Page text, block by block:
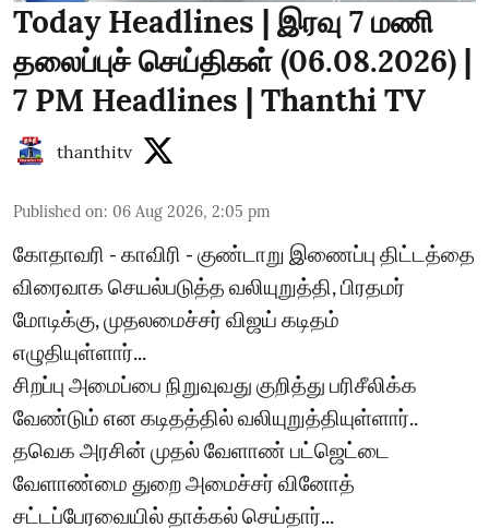
Today Headlines | இரவு 7 மணி
தலைப்புச் செய்திகள் (06.08.2026) |
7 PM Headlines | Thanthi TV
thanthitv
Published on: 06 Aug 2026, 2:05 pm
கோதாவரி - காவிரி - குண்டாறு இணைப்பு திட்டத்தை
விரைவாக செயல்படுத்த வலியுறுத்தி, பிரதமர்
மோடிக்கு, முதலமைச்சர் விஜய் கடிதம்
எழுதியுள்ளார்...
சிறப்பு அமைப்பை நிறுவுவது குறித்து பரிசீலிக்க
வேண்டும் என கடிதத்தில் வலியுறுத்தியுள்ளார்..
தவெக அரசின் முதல் வேளாண் பட்ஜெட்டை
வேளாண்மை துறை அமைச்சர் வினோத்
சட்டப்பேரவையில் தாக்கல் செய்தார்...